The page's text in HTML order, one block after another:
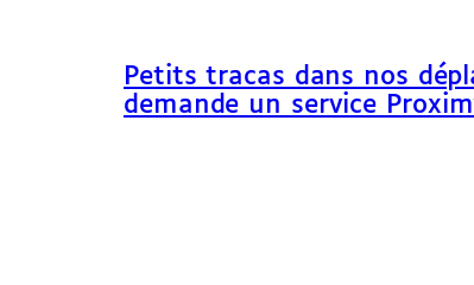
Petits tracas dans nos
demande un service